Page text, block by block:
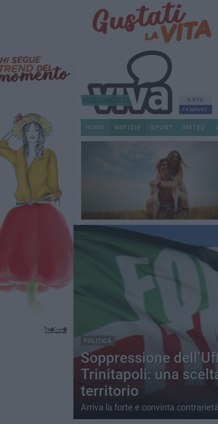
9.670
FANPAGE
HOME NOTIZIE SPORT METEO
POLITICA
Soppressione
Trinitapoli: una
territorio
Arriva la forte e convinta